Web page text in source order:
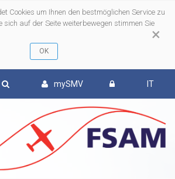
×
Cookies um Ihnen den bestmöglichen Service zu
sich auf der Seite weiterbewegen stimmen Sie
mySMV IT